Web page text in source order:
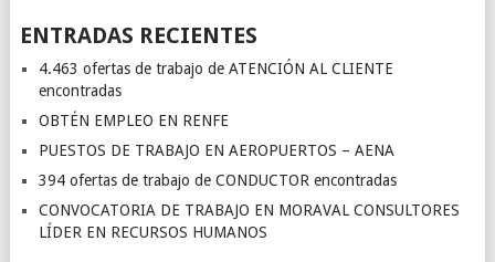
ENTRADAS RECIENTES
4.463 ofertas de trabajo de ATENCIÓN AL CLIENTE
encontradas
OBTÉN EMPLEO EN RENFE
PUESTOS DE TRABAJO EN AEROPUERTOS – AENA
394 ofertas de trabajo de CONDUCTOR encontradas
CONVOCATORIA DE TRABAJO EN MORAVAL CONSULTORES
LÍDER EN RECURSOS HUMANOS